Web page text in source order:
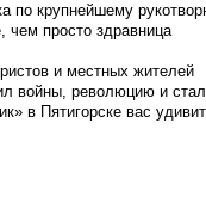
по крупнейшему
чем просто здравница
и местных жителей
войны, революцию и
в Пятигорске вас удивит